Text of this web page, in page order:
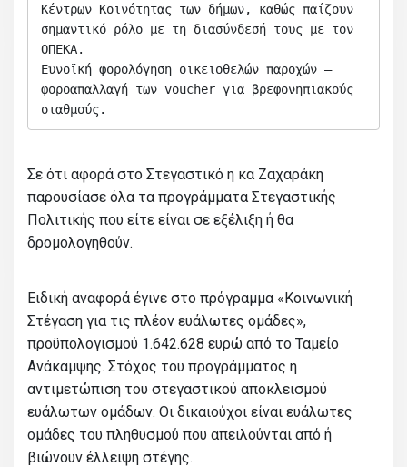
Κέντρων Κοινότητας των δήμων, καθώς παίζουν
σημαντικό ρόλο με τη διασύνδεσή τους με τον
ΟΠΕΚΑ.
Ευνοϊκή φορολόγηση οικειοθελών παροχών –
φοροαπαλλαγή των voucher για βρεφονηπιακούς
σταθμούς.
Σε ότι αφορά στο Στεγαστικό η κα Ζαχαράκη
παρουσίασε όλα τα προγράμματα Στεγαστικής
Πολιτικής που είτε είναι σε εξέλιξη ή θα
δρομολογηθούν.
Ειδική αναφορά έγινε στο πρόγραμμα «Κοινωνική
Στέγαση για τις πλέον ευάλωτες ομάδες»,
προϋπολογισμού 1.642.628 ευρώ από το Ταμείο
Ανάκαμψης. Στόχος του προγράμματος η
αντιμετώπιση του στεγαστικού αποκλεισμού
ευάλωτων ομάδων. Οι δικαιούχοι είναι ευάλωτες
ομάδες του πληθυσμού που απειλούνται από ή
βιώνουν έλλειψη στέγης.